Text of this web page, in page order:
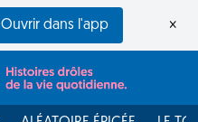
Ouvrir dans l'app ×